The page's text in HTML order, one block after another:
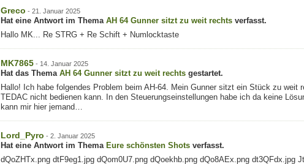
Greco - 21. Januar 2025
Hat eine Antwort im Thema AH 64 Gunner sitzt zu weit rechtsverfasst.
Hallo MK... Re STRG + Re Schift + Numlocktaste
MK7865- 14. Januar 2025
Hat das Thema AH 64 Gunner sitzt zu weit rechtsgestartet.
Hallo! Ich habe folgendes Problem beim AH-64. Mein Gunner sitzt ein Stück zu weit
TEDAC nicht bedienen kann. In den Steuerungseinstellungen habe ich da keine
kann mir hier jemand…
Lord_Pyro - 2. Januar 2025
Hat eine Antwort im Thema Eure schönsten Shotsverfasst.
dQoZHTx.png dtF9eg1.jpg dQom0U7.png dQoekhb.png dQo8AEx.png dt3QFdx.jpg